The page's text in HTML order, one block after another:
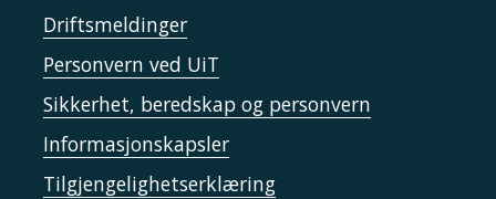
Driftsmeldinger
Personvern ved UiT
Sikkerhet, beredskap og personvern
Informasjonskapsler
Tilgjengelighetserklæring